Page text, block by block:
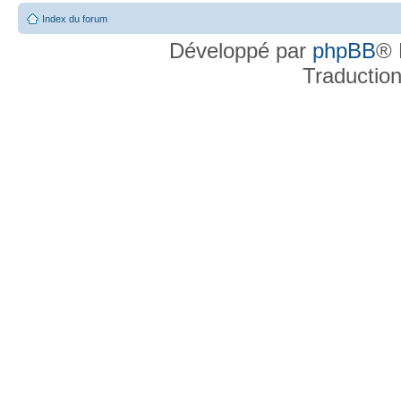
Index du forum
Développé par phpBB®